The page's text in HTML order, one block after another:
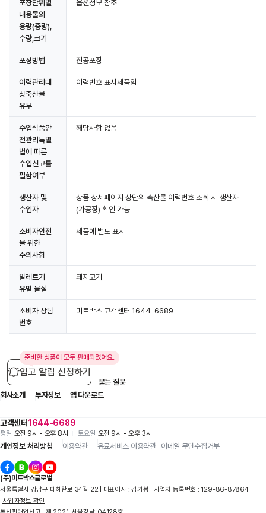
포장단위별
내용물의
용량(중량),
수량,크기
옵션정보 참조
포장방법 진공포장
이력관리대
상축산물
유무
이력번호 표시제품임
수입식품안
전관리특별
법에 따른
수입신고를
필함여부
해당사항 없음
생산자 및
수입자
상품 상세페이지 상단의 축산물 이력번호 조회 시 생산자
(가공장) 확인 가능
소비자안전
을 위한
주의사항
제품에 별도 표시
알레르기
유발 물질
돼지고기
소비자 상담
번호
미트박스 고객센터 1644-6689
준비한 상품이 모두 판매되었어요.
입고 알림 신청하기
고객센터1644-6689
평일 오전 9시 - 오후 8시 토요일 오전 9시 - 오후 3시
입점 제휴 문의
자주 묻는 질문
회사소개
투자정보 앱 다운로드
개인정보 처리방침 이용약관 유료서비스 이용약관 이메일 무단수집거부
(주)미트박스글로벌
서울특별시 강남구 테헤란로 34길 22 | 대표이사 : 김기봉 | 사업자 등록번호 : 129-86-87864
사업자정보 확인